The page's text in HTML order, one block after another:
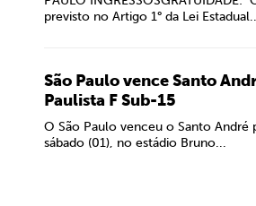
previsto no Artigo 1° da Lei
São Paulo vence Santo
Paulista F Sub-15
O São Paulo venceu o Santo André
sábado (01), no estádio Bruno...